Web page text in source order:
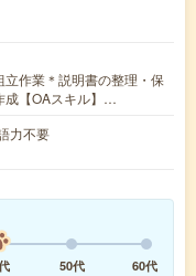
立作業＊説明書の整理・保
成【OAスキル】…
力不要
50代
60代